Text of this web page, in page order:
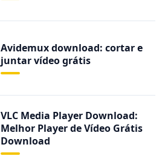
Avidemux download: cortar e
juntar vídeo grátis
VLC Media Player Download:
Melhor Player de Vídeo Grátis
Download